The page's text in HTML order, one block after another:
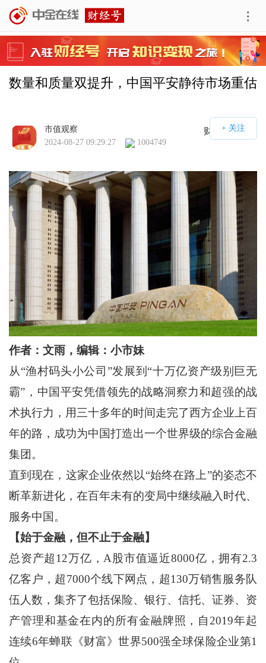
数量和质量双提升，中国平安静待市场重估
财经号APP
市值观察
2024-08-27 09:29:27
1004749
作者：文雨，编辑：小市妹
从“渔村码头小公司”发展到“十万亿资产级别巨无
霸”，中国平安凭借领先的战略洞察力和超强的战
术执行力，用三十多年的时间走完了西方企业上百
年的路，成功为中国打造出一个世界级的综合金融
集团。
直到现在，这家企业依然以“始终在路上”的姿态不
断革新进化，在百年未有的变局中继续融入时代、
服务中国。
【始于金融，但不止于金融】
总资产超12万亿，A股市值逼近8000亿，拥有2.3
亿客户，超7000个线下网点，超130万销售服务队
伍人数，集齐了包括保险、银行、信托、证券、资
产管理和基金在内的所有金融牌照，自2019年起
连续6年蝉联《财富》世界500强全球保险企业第1